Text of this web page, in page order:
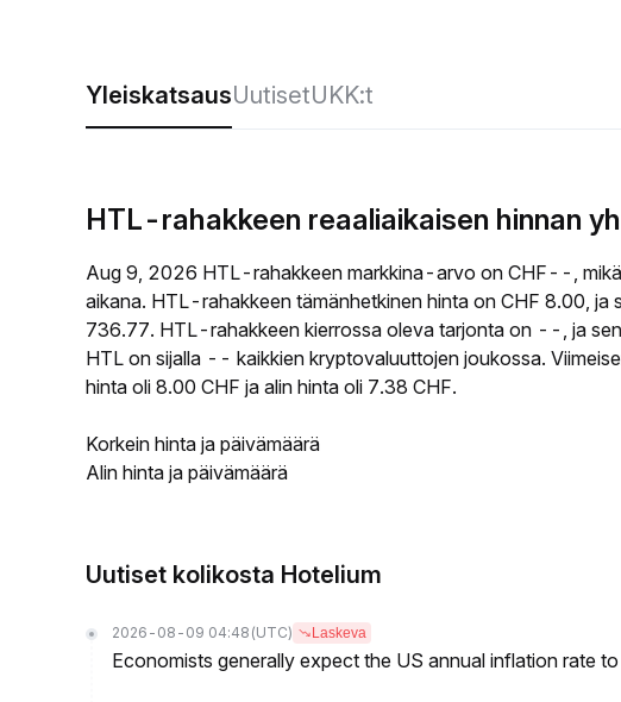
YleiskatsausUutisetUKK:t
HTL-rahakkeen reaaliaikaisen hinnan
Aug 9, 2026 HTL-rahakkeen markkina-arvo on CHF--,
aikana. HTL-rahakkeen tämänhetkinen hinta on CHF 8.00, ja
736.77. HTL-rahakkeen kierrossa oleva tarjonta on --, ja
HTL on sijalla -- kaikkien kryptovaluuttojen joukossa.
hinta oli 8.00 CHF ja alin hinta oli 7.38 CHF.
Korkein hinta ja päivämäärä
Alin hinta ja päivämäärä
Uutiset kolikosta Hotelium
2026-08-09 04:48 (UTC) Laskeva
Economists generally expect the US annual inflation rate